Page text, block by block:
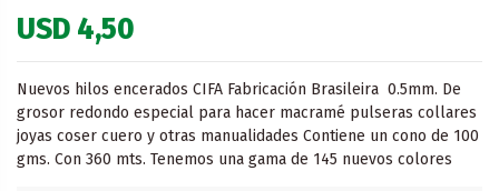
USD 4,50
Nuevos hilos encerados CIFA Fabricación Brasileira 0.5mm. De
grosor redondo especial para hacer macramé pulseras collares
joyas coser cuero y otras manualidades Contiene un cono de 100
gms. Con 360 mts. Tenemos una gama de 145 nuevos colores